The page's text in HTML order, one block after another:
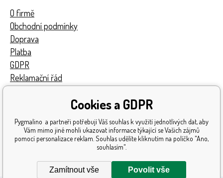
O firmě
Obchodní podmínky
Doprava
Platba
GDPR
Reklamační řád
Získaná ocenění
Katalog hraček
Mapa stránek
Cookies a GDPR
Pygmalino a partneři potřebují Váš souhlas k využití jednotlivých dat, aby
Vám mimo jiné mohli ukazovat informace týkající se Vašich zájmů
pomocí personalizace reklam. Souhlas udělíte kliknutím na políčko "Ano,
souhlasím".
Zamítnout vše Povolit vše